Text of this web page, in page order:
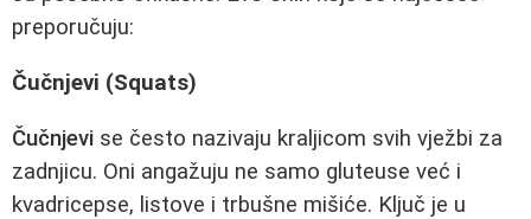
preporučuju:
Čučnjevi (Squats)
Čučnjevi se često nazivaju kraljicom svih vježbi za
zadnjicu. Oni angažuju ne samo gluteuse već i
kvadricepse, listove i trbušne mišiće. Ključ je u